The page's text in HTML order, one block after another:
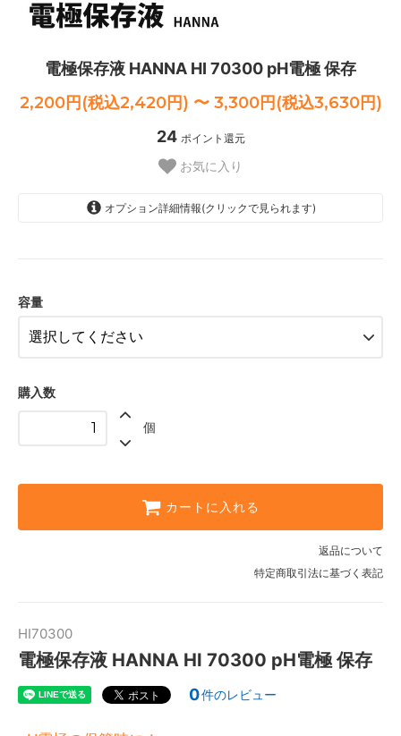
電極保存液 HANNA HI 70300 pH電極 保存
2,200円(税込2,420円) 〜 3,300円(税込3,630円)
24 ポイント還元
お気に入り
オプション詳細情報(クリックで見られます)
容量
購入数
個
カートに入れる
返品について
特定商取引法に基づく表記
HI70300
電極保存液 HANNA HI 70300 pH電極 保存
0件のレビュー